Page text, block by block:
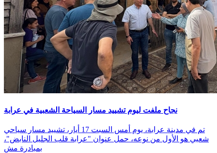
نجاح ملفت ليوم تشييد مسار السياحة الشعبية في عرابة
تم في مدينة عرابة، يوم أمس السبت 17 أيار، تشييد مسار سياحي
شعبي هو الأول من نوعه، حمل عنوان "عرابة قلب الجليل النابض"،
بمبادرة مش